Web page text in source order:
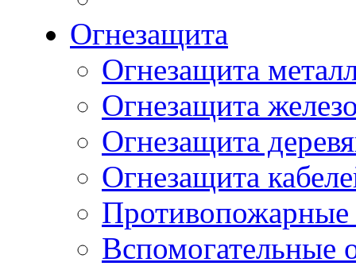
Огнезащита
Огнезащита
Огнезащита
Огнезащита
Огнезащита
Вспомогательные